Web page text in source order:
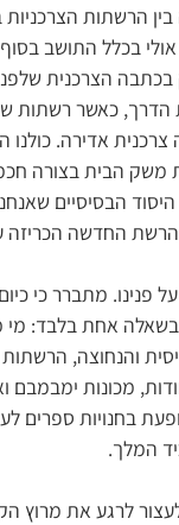
הרשתות
בכלל התושב
הצרכנית
כאשר רשתות
אדירה.
משק הבית בצורה
הבסיסיים
החדשה
מתברר כי
אחת בלבד: מי
והנחוצה,
מכונות ימבמבם
בחנויות ספרים
המלך.
לרגע את מרוץ